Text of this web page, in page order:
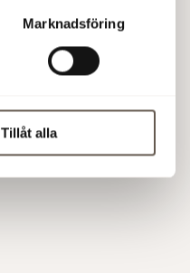
Marknadsföring
Tillåt alla